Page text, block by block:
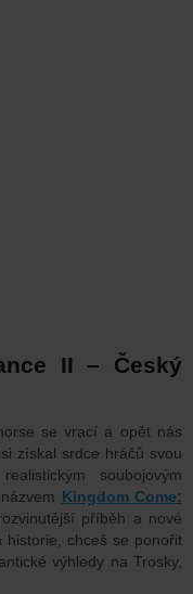
II – Český
se vrací a opět nás
získal srdce hráčů svou
soubojovým
Kingdom Come:
příběh a nové
chceš se ponořit
výhledy na Trosky,